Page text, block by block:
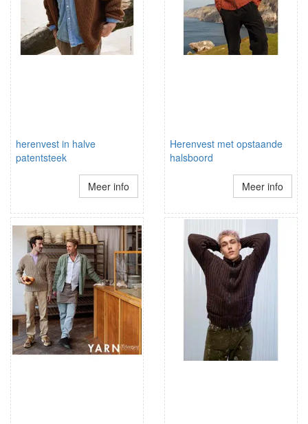
herenvest in halve
patentsteek
Meer info
Herenvest met opstaande
halsboord
Meer info